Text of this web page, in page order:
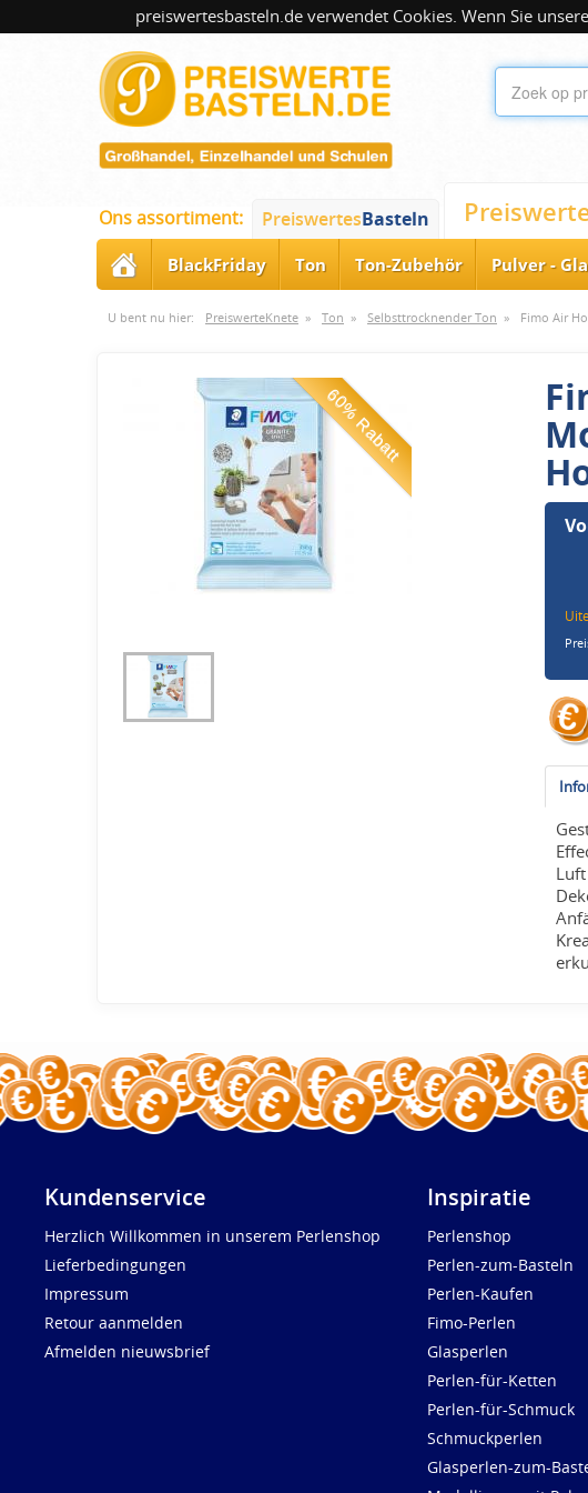
preiswertesbasteln.de verwendet Cookies. Wenn Sie
Ons assortiment: PreiswertesBasteln
BlackFriday Ton Ton-Zubehör Pulver -
U bent nu hier: PreiswerteKnete » Ton » Selbsttrocknender Ton » Fimo Air
60% Rabatt
Kundenservice
Herzlich Willkommen in unserem Perlenshop
Lieferbedingungen
Impressum
Retour aanmelden
Afmelden nieuwsbrief
Inspiratie
Perlenshop
Perlen-zum-Basteln
Perlen-Kaufen
Fimo-Perlen
Glasperlen
Perlen-für-Ketten
Perlen-für-Schmuck
Schmuckperlen
Glasperlen-zum-